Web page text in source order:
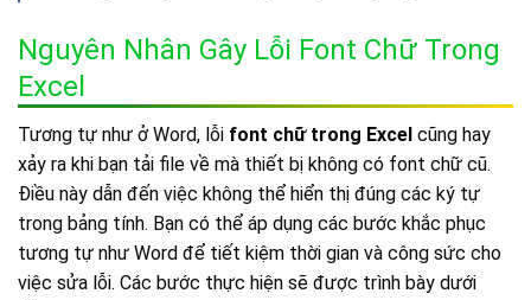
Nguyên Nhân Gây Lỗi Font Chữ Trong
Excel
Tương tự như ở Word, lỗi font chữ trong Excel cũng hay
xảy ra khi bạn tải file về mà thiết bị không có font chữ cũ.
Điều này dẫn đến việc không thể hiển thị đúng các ký tự
trong bảng tính. Bạn có thể áp dụng các bước khắc phục
tương tự như Word để tiết kiệm thời gian và công sức cho
việc sửa lỗi. Các bước thực hiện sẽ được trình bày dưới